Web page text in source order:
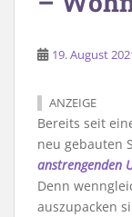
19. August
ANZEIGE
Bereits seit
neu gebauten
anstrengenden
Denn
auszupacken